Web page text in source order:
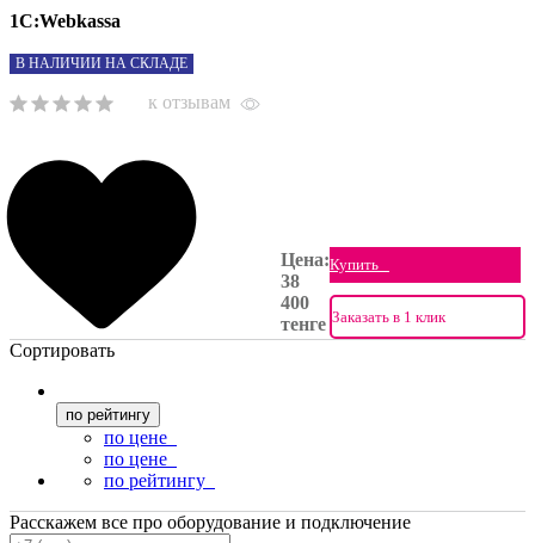
1С:Webkassa
В НАЛИЧИИ НА СКЛАДЕ
к отзывам
Цена:
38
400
тенге
Купить
Заказать в 1 клик
Сортировать
по рейтингу
по цене
по цене
по рейтингу
Расскажем все про оборудование и подключение